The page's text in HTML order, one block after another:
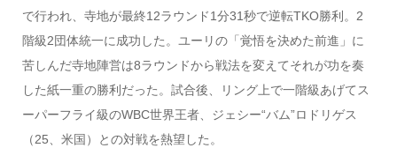
で行われ、寺地が最終12ラウンド1分31秒で逆転TKO勝利。2
階級2団体統一に成功した。ユーリの「覚悟を決めた前進」に
苦しんだ寺地陣営は8ラウンドから戦法を変えてそれが功を奏
した紙一重の勝利だった。試合後、リング上で一階級あげてス
ーパーフライ級のWBC世界王者、ジェシー“バム”ロドリゲス
（25、米国）との対戦を熱望した。